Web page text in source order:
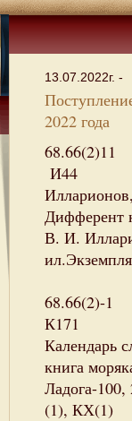
13.07.2022г. -
2022 года
68.66(2)11
И44
Дифферент
В. И.
68.66(2)-1
К171
Календарь
книга
Ладога-
(1), КХ(1)